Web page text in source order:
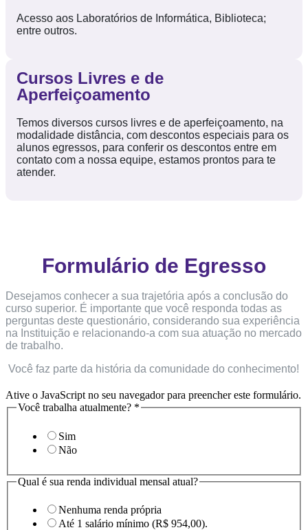
Acesso aos Laboratórios de Informática, Biblioteca;
entre outros.
Cursos Livres e de
Aperfeiçoamento
Temos diversos cursos livres e de aperfeiçoamento, na
modalidade distância, com descontos especiais para os
alunos egressos, para conferir os descontos entre em
contato com a nossa equipe, estamos prontos para te
atender.
Formulário de Egresso
Desejamos conhecer a sua trajetória após a conclusão do
curso superior. É importante que você responda todas as
perguntas deste questionário, considerando sua experiência
na Instituição e relacionando-a com sua atuação no mercado
de trabalho.
Você faz parte da história da comunidade do conhecimento!
Ative o JavaScript no seu navegador para preencher este formulário.
Você trabalha atualmente? *
Sim
Não
Qual é sua renda individual mensal atual?
Nenhuma renda própria
Até 1 salário mínimo (R$ 954,00).